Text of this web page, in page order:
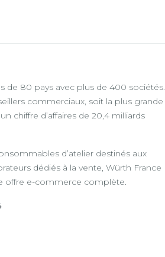
de 80 pays avec plus de 400 sociétés.
commerciaux, soit la plus grande
chiffre d’affaires de 20,4 milliards
d’atelier destinés aux
dédiés à la vente, Würth France
offre e-commerce complète.